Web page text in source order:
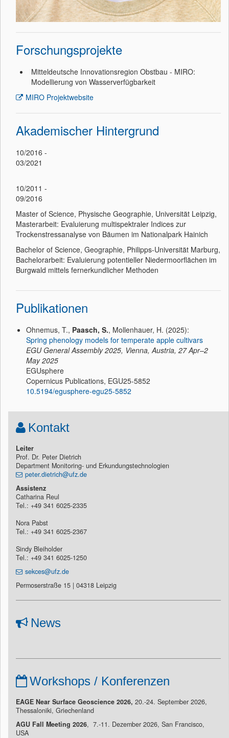
Forschungsprojekte
Mitteldeutsche Innovationsregion Obstbau - MIRO:
Modellierung von Wasserverfügbarkeit
MIRO Projektwebsite
Akademischer Hintergrund
10/2016 -
03/2021
10/2011 -
09/2016
Master of Science, Physische Geographie, Universität Leipzig,
Masterarbeit: Evaluierung multispektraler Indices zur
Trockenstressanalyse von Bäumen im Nationalpark Hainich
Bachelor of Science, Geographie, Philipps-Universität Marburg,
Bachelorarbeit: Evaluierung potentieller Niedermoorflächen im
Burgwald mittels fernerkundlicher Methoden
Publikationen
Ohnemus, T., Paasch, S., Mollenhauer, H. (2025):
Spring phenology models for temperate apple cultivars
EGU General Assembly 2025, Vienna, Austria, 27 Apr–2
May 2025
EGUsphere
Copernicus Publications, EGU25-5852
10.5194/egusphere-egu25-5852
Kontakt
Leiter
Prof. Dr. Peter Dietrich
Department Monitoring- und Erkundungstechnologien
peter.dietrich@ufz.de
Assistenz
Catharina Reul
Tel.: +49 341 6025-2335
Nora Pabst
Tel.: +49 341 6025-2367
Sindy Bleiholder
Tel.: +49 341 6025-1250
sekces@ufz.de
Permoserstraße 15 | 04318 Leipzig
News
Workshops / Konferenzen
EAGE Near Surface Geoscience 2026, 20.-24. September 2026,
Thessaloniki, Griechenland
AGU Fall Meeting 2026, 7.-11. Dezember 2026, San Francisco,
USA